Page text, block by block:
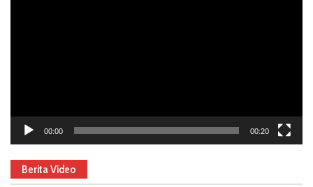
00:00 00:20
Berita Video